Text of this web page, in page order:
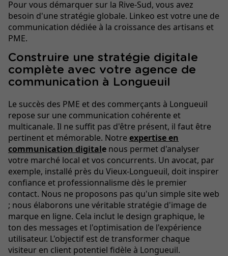
Pour vous démarquer sur la Rive-Sud, vous avez
besoin d'une stratégie globale. Linkeo est votre une de
communication dédiée à la croissance des artisans et
PME.
Construire une stratégie digitale
complète avec votre agence de
communication à Longueuil
Le succès des PME et des commerçants à Longueuil
repose sur une communication cohérente et
multicanale. Il ne suffit pas d'être présent, il faut être
pertinent et mémorable. Notre expertise en
communication digitale nous permet d'analyser
votre marché local et vos concurrents. Un avocat, par
exemple, installé près du Vieux-Longueuil, doit inspirer
confiance et professionnalisme dès le premier
contact. Nous ne proposons pas qu'un simple site web
; nous élaborons une véritable stratégie d'image de
marque en ligne. Cela inclut le design graphique, le
ton des messages et l'optimisation de l'expérience
utilisateur. L'objectif est de transformer chaque
visiteur en client potentiel fidèle à Longueuil.